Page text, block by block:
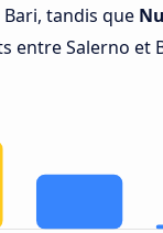
tandis que
entre Salerno et